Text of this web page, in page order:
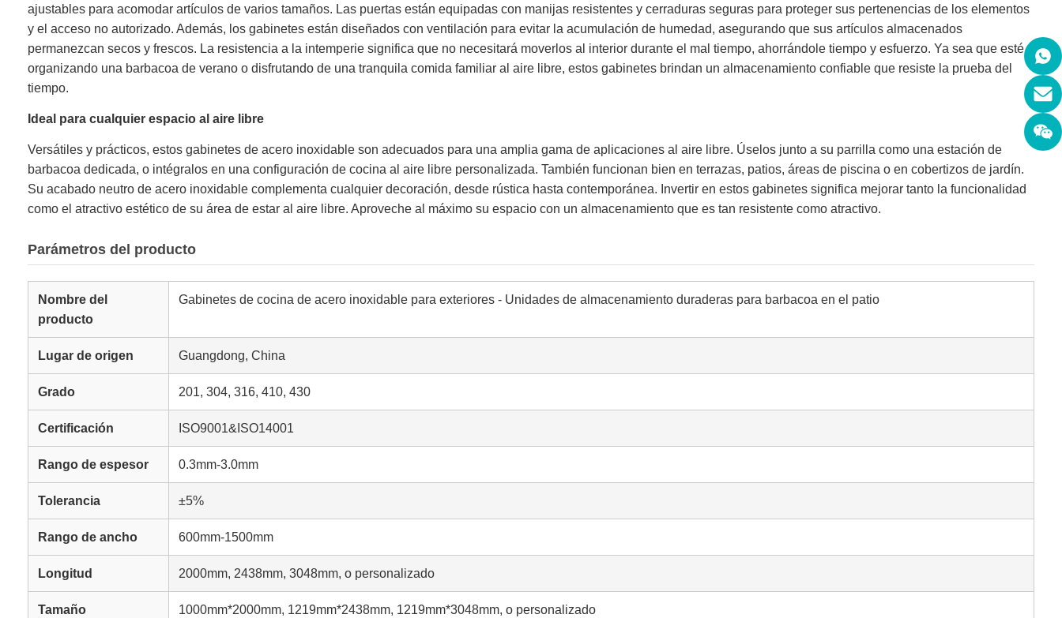
ajustables para acomodar artículos de varios tamaños. Las puertas están equipadas con manijas resistentes y cerraduras seguras para proteger sus pertenencias de los elementos
y el acceso no autorizado. Además, los gabinetes están diseñados con ventilación para evitar la acumulación de humedad, asegurando que sus artículos almacenados
permanezcan secos y frescos. La resistencia a la intemperie significa que no necesitará moverlos al interior durante el mal tiempo, ahorrándole tiempo y esfuerzo. Ya sea que esté
organizando una barbacoa de verano o disfrutando de una tranquila comida familiar al aire libre, estos gabinetes brindan un almacenamiento confiable que resiste la prueba del
tiempo.
Ideal para cualquier espacio al aire libre
Versátiles y prácticos, estos gabinetes de acero inoxidable son adecuados para una amplia gama de aplicaciones al aire libre. Úselos junto a su parrilla como una estación de
barbacoa dedicada, o intégralos en una configuración de cocina al aire libre personalizada. También funcionan bien en terrazas, patios, áreas de piscina o en cobertizos de jardín.
Su acabado neutro de acero inoxidable complementa cualquier decoración, desde rústica hasta contemporánea. Invertir en estos gabinetes significa mejorar tanto la funcionalidad
como el atractivo estético de su área de estar al aire libre. Aproveche al máximo su espacio con un almacenamiento que es tan resistente como atractivo.
Parámetros del producto
Nombre del
producto
Gabinetes de cocina de acero inoxidable para exteriores - Unidades de almacenamiento duraderas para barbacoa en el patio
Lugar de origen Guangdong, China
Grado 201, 304, 316, 410, 430
Certificación ISO9001&ISO14001
Rango de espesor 0.3mm-3.0mm
Tolerancia ±5%
Rango de ancho 600mm-1500mm
Longitud 2000mm, 2438mm, 3048mm, o personalizado
Tamaño 1000mm*2000mm, 1219mm*2438mm, 1219mm*3048mm, o personalizado